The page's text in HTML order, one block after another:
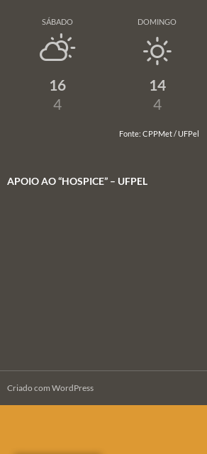
SÁBADO
16
4
DOMINGO
14
4
Fonte: CPPMet / UFPel
APOIO AO “HOSPICE” – UFPEL
Criado com WordPress